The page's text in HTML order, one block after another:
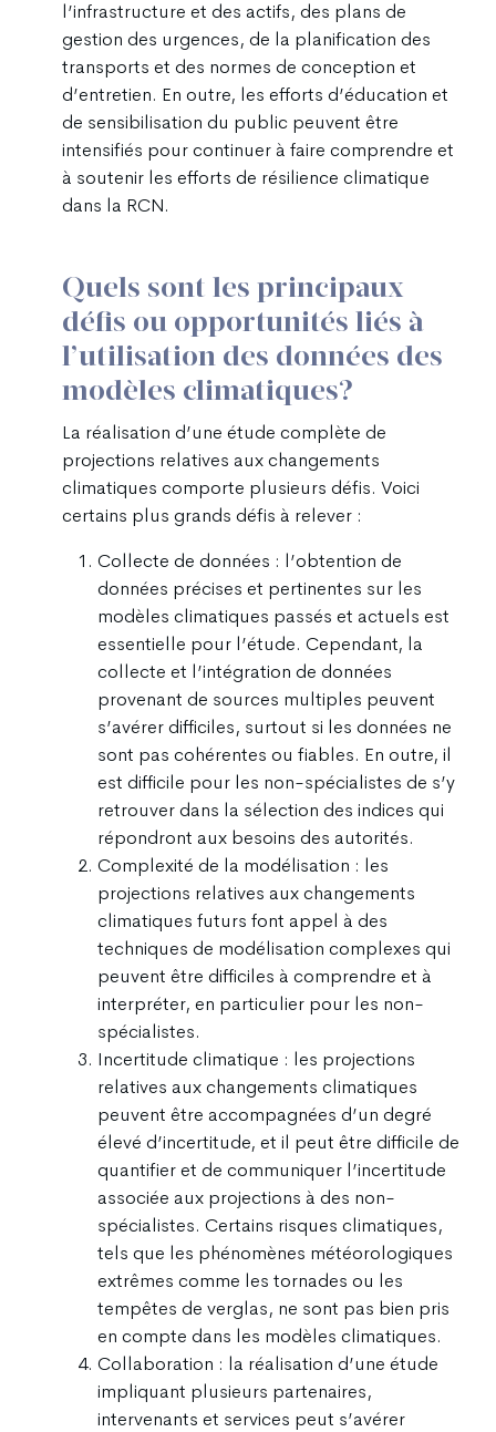
l’infrastructure et des actifs, des plans de
gestion des urgences, de la planification des
transports et des normes de conception et
d’entretien. En outre, les efforts d’éducation et
de sensibilisation du public peuvent être
intensifiés pour continuer à faire comprendre et
à soutenir les efforts de résilience climatique
dans la RCN.
Quels sont les principaux
défis ou opportunités liés à
l’utilisation des données des
modèles climatiques?
La réalisation d’une étude complète de
projections relatives aux changements
climatiques comporte plusieurs défis. Voici
certains plus grands défis à relever :
Collecte de données : l’obtention de
données précises et pertinentes sur les
modèles climatiques passés et actuels est
essentielle pour l’étude. Cependant, la
collecte et l’intégration de données
provenant de sources multiples peuvent
s’avérer difficiles, surtout si les données ne
sont pas cohérentes ou fiables. En outre, il
est difficile pour les non-spécialistes de s’y
retrouver dans la sélection des indices qui
répondront aux besoins des autorités.
Complexité de la modélisation : les
projections relatives aux changements
climatiques futurs font appel à des
techniques de modélisation complexes qui
peuvent être difficiles à comprendre et à
interpréter, en particulier pour les non-
spécialistes.
Incertitude climatique : les projections
relatives aux changements climatiques
peuvent être accompagnées d’un degré
élevé d’incertitude, et il peut être difficile de
quantifier et de communiquer l’incertitude
associée aux projections à des non-
spécialistes. Certains risques climatiques,
tels que les phénomènes météorologiques
extrêmes comme les tornades ou les
tempêtes de verglas, ne sont pas bien pris
en compte dans les modèles climatiques.
Collaboration : la réalisation d’une étude
impliquant plusieurs partenaires,
intervenants et services peut s’avérer